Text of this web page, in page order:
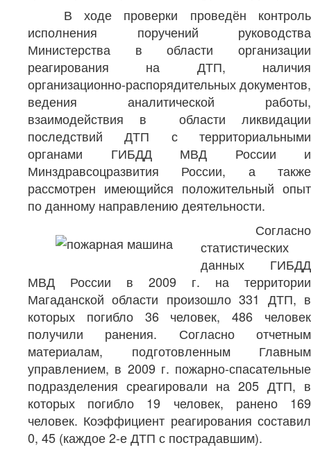
В ходе проверки проведён контроль
исполнения поручений руководства
Министерства в области организации
реагирования на ДТП, наличия
организационно-распорядительных документов,
ведения аналитической работы,
взаимодействия в области ликвидации
последствий ДТП с территориальными
органами ГИБДД МВД России и
Минздравсоцразвития России, а также
рассмотрен имеющийся положительный опыт
по данному направлению деятельности.
Согласно
статистических
данных ГИБДД
МВД России в 2009 г. на территории
Магаданской области произошло 331 ДТП, в
которых погибло 36 человек, 486 человек
получили ранения. Согласно отчетным
материалам, подготовленным Главным
управлением, в 2009 г. пожарно-спасательные
подразделения среагировали на 205 ДТП, в
которых погибло 19 человек, ранено 169
человек. Коэффициент реагирования составил
0, 45 (каждое 2-е ДТП с пострадавшим).